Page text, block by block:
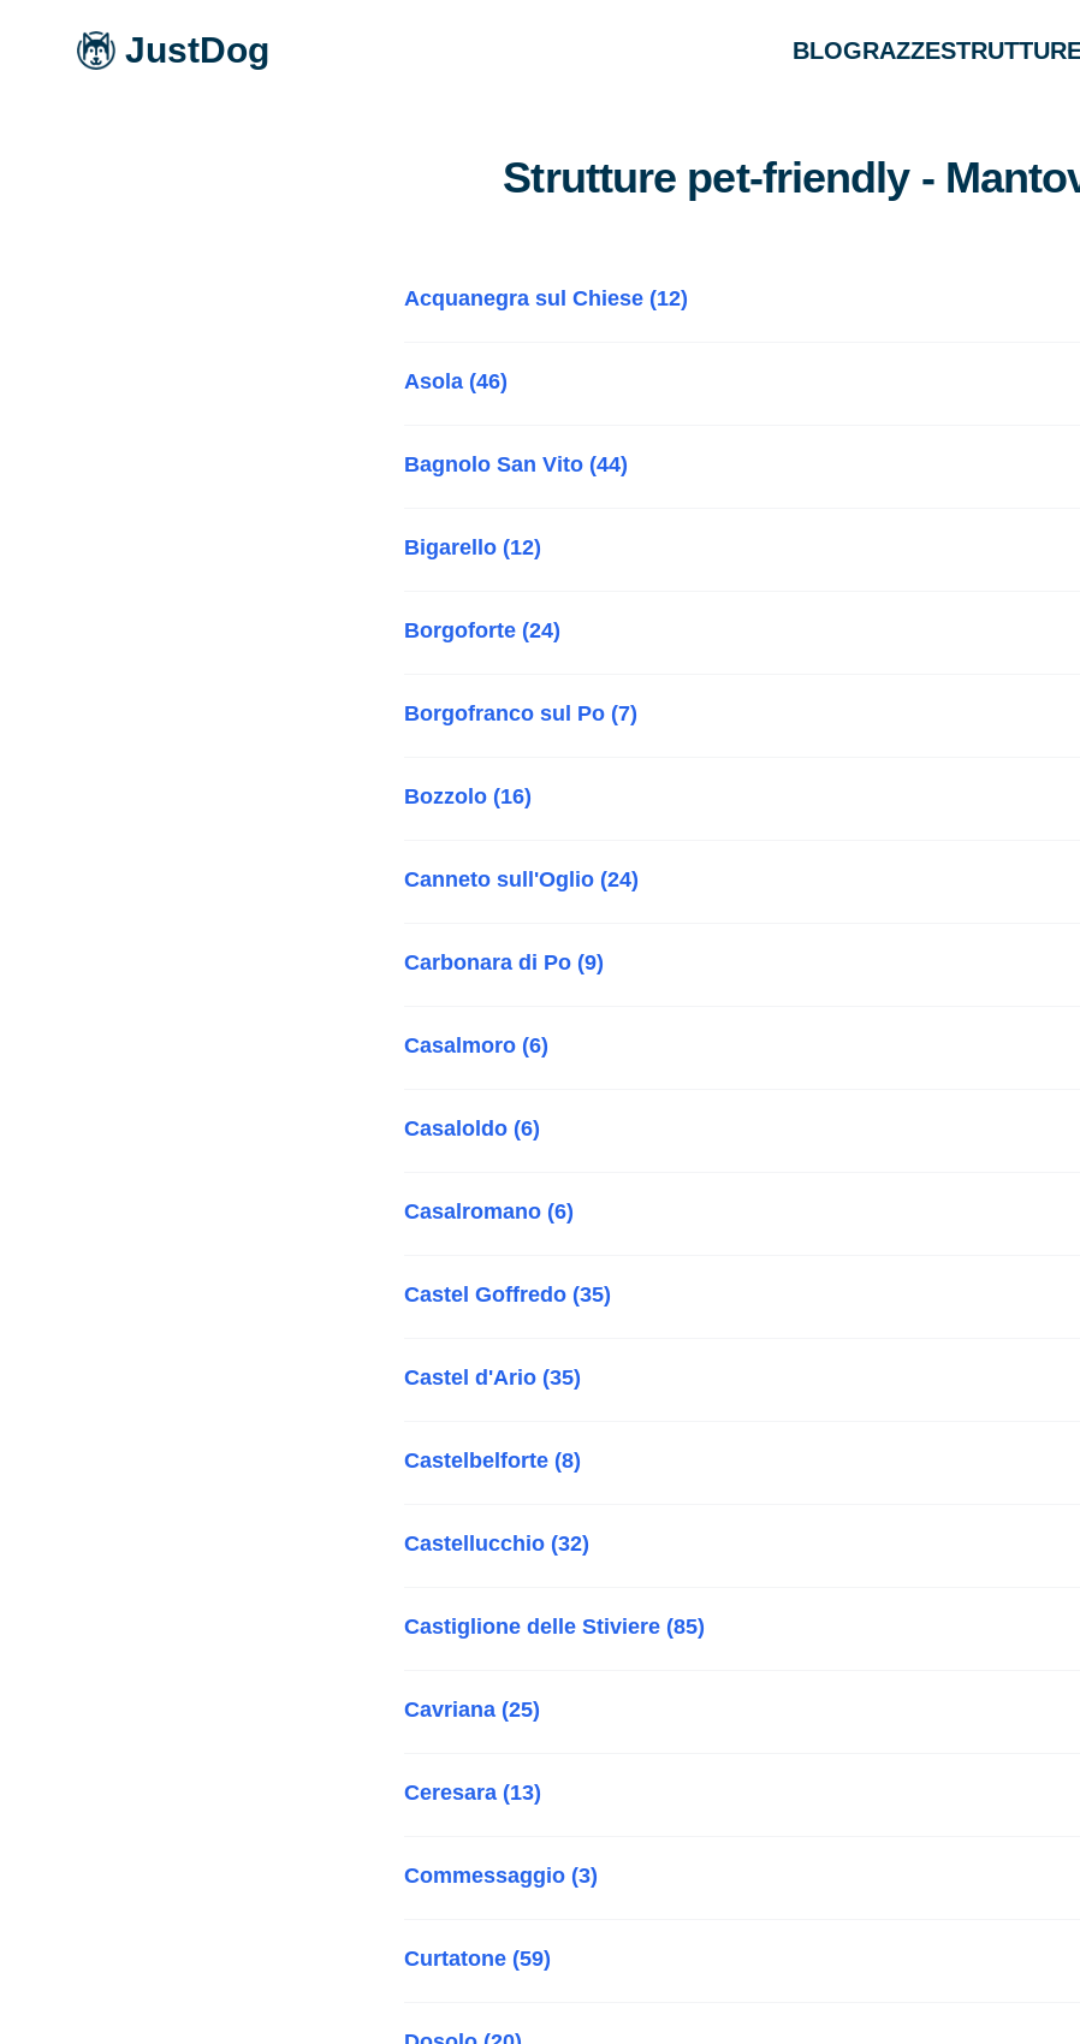
JustDog BLOGRAZZE
Strutture pet-friendly -
Acquanegra sul Chiese (12)
Asola (46)
Bagnolo San Vito (44)
Bigarello (12)
Borgoforte (24)
Borgofranco sul Po (7)
Bozzolo (16)
Canneto sull'Oglio (24)
Carbonara di Po (9)
Casalmoro (6)
Casaloldo (6)
Casalromano (6)
Castel Goffredo (35)
Castel d'Ario (35)
Castelbelforte (8)
Castellucchio (32)
Castiglione delle Stiviere (85)
Cavriana (25)
Ceresara (13)
Commessaggio (3)
Curtatone (59)